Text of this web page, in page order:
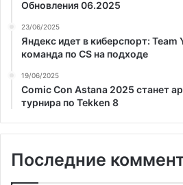
Обновления 06.2025
23/06/2025
Яндекс идет в киберспорт: Team
команда по CS на подходе
19/06/2025
Comic Con Astana 2025 станет
турнира по Tekken 8
Последние